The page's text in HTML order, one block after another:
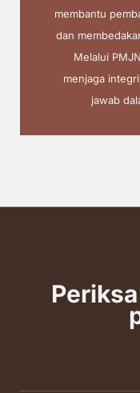
membantu
dan
Melalui
menjaga
jawab